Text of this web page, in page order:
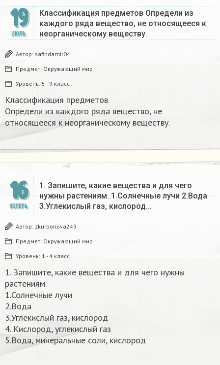
19
ИЮЛЬ
Классификация предметов Определи из
каждого ряда вещество, не относящееся к
неорганическому веществу.​
Автор: safindamir04
Предмет: Окружающий мир
Уровень: 5 - 9 класс
Классификация предметов
Определи из каждого ряда вещество, не
относящееся к неорганическому веществу.​
16
НОЯБРЬ
1. Запишите, какие вещества и для чего
нужны растениям. 1.Солнечные лучи 2.Вода
3.Углекислый газ, кислород…
Автор: zkurbonova249
Предмет: Окружающий мир
Уровень: 1 - 4 класс
1. Запишите, какие вещества и для чего нужны
растениям.
1.Солнечные лучи
2.Вода
3.Углекислый газ, кислород
4. Кислород, углекислый газ
5.Вода, минеральные соли, кислород ​